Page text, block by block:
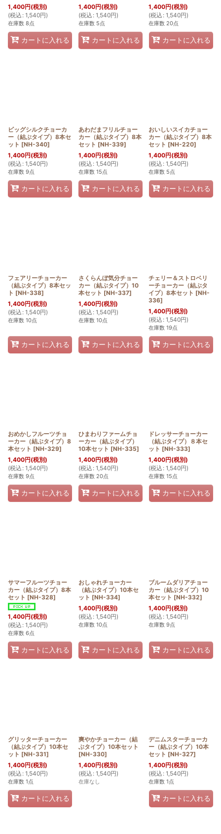
1,400円(税別)
(税込 : 1,540円)
在庫数 8点
カートに入れる
1,400円(税別)
(税込 : 1,540円)
在庫数 5点
カートに入れる
1,400円(税別)
(税込 : 1,540円)
在庫数 20点
カートに入れる
ビッグシルクチョーカ
ー（結ぶタイプ）8本セ
ット [NH-340]
1,400円(税別)
(税込 : 1,540円)
在庫数 9点
カートに入れる
あわだまフリルチョー
カー（結ぶタイプ）8本
セット [NH-339]
1,400円(税別)
(税込 : 1,540円)
在庫数 15点
カートに入れる
おいしいスイカチョー
カー（結ぶタイプ）8本
セット [NH-220]
1,400円(税別)
(税込 : 1,540円)
在庫数 5点
カートに入れる
フェアリーチョーカー
（結ぶタイプ）8本セッ
ト [NH-338]
1,400円(税別)
(税込 : 1,540円)
在庫数 10点
カートに入れる
さくらんぼ気分チョー
カー（結ぶタイプ）10
本セット [NH-337]
1,400円(税別)
(税込 : 1,540円)
在庫数 10点
カートに入れる
チェリー＆ストロベリ
ーチョーカー（結ぶタ
イプ）8本セット [NH-
336]
1,400円(税別)
(税込 : 1,540円)
在庫数 19点
カートに入れる
おめかしフルーツチョ
ーカー（結ぶタイプ）8
本セット [NH-329]
1,400円(税別)
(税込 : 1,540円)
在庫数 9点
カートに入れる
ひまわりファームチョ
ーカー（結ぶタイプ）
10本セット [NH-335]
1,400円(税別)
(税込 : 1,540円)
在庫数 20点
カートに入れる
ドレッサーチョーカー
（結ぶタイプ）８本セ
ット [NH-333]
1,400円(税別)
(税込 : 1,540円)
在庫数 15点
カートに入れる
サマーフルーツチョー
カー（結ぶタイプ）8本
セット [NH-328]
1,400円(税別)
(税込 : 1,540円)
在庫数 6点
カートに入れる
おしゃれチョーカー
（結ぶタイプ）10本セ
ット [NH-334]
1,400円(税別)
(税込 : 1,540円)
在庫数 10点
カートに入れる
ブルームダリアチョー
カー（結ぶタイプ）10
本セット [NH-332]
1,400円(税別)
(税込 : 1,540円)
在庫数 9点
カートに入れる
グリッターチョーカー
（結ぶタイプ）10本セ
ット [NH-331]
1,400円(税別)
(税込 : 1,540円)
在庫数 1点
カートに入れる
爽やかチョーカー（結
ぶタイプ）10本セット
[NH-330]
1,400円(税別)
(税込 : 1,540円)
在庫なし
デニムスターチョーカ
ー（結ぶタイプ）10本
セット [NH-327]
1,400円(税別)
(税込 : 1,540円)
在庫数 1点
カートに入れる